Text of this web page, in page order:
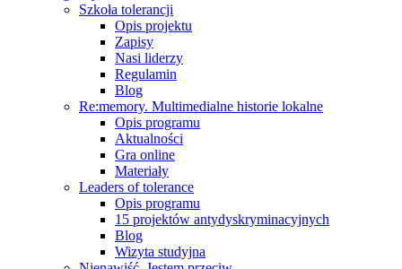
Szkoła tolerancji
Opis projektu
Zapisy
Nasi liderzy
Regulamin
Blog
Re:memory. Multimedialne historie lokalne
Opis programu
Aktualności
Gra online
Materiały
Leaders of tolerance
Opis programu
15 projektów antydyskryminacyjnych
Blog
Wizyta studyjna